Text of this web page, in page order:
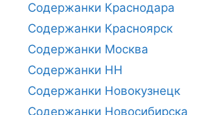
Содержанки Краснодара
Содержанки Красноярск
Содержанки Москва
Содержанки НН
Содержанки Новокузнецк
Содержанки Новосибирска